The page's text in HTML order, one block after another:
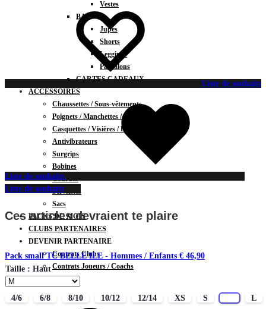
Vestes
BAS
Jupes
Shorts
Leggings
Pantalons
CARTES CADEAUX
ACCESSOIRES
Chaussettes / Sous-vêtements
Poignets / Manchettes / Gants
Casquettes / Visières / Bandeaux
Antivibrateurs
Surgrips
Bobines
Gourdes
Serviettes
Sacs
PACKS DU MOIS
CLUBS PARTENAIRES
DEVENIR PARTENAIRE
Contrats Clubs
Contrats Joueurs / Coachs
CONTACT
Liste de souhaits
Liste de souhaits
Liste de souhaits
Ces articles devraient te plaire
Pack small TC BELLE ILE - Hommes / Enfants € 46,90
Taille : Haut
4/6 6/8 8/10 10/12 12/14 XS S
L